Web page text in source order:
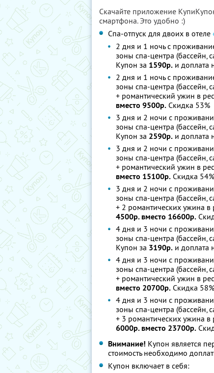
Скачайте приложение
смартфона. Это удобно :)
Спа-отпуск для двоих в отеле
2 дня и 1 ночь с
зоны спа-центра (бассейн,
Купон за 1590р. и доплата
2 дня и 1 ночь с
зоны спа-центра (бассейн,
+ романтический ужин в
вместо 9500р. Скидка 53%
3 дня и 2 ночи с
зоны спа-центра (бассейн,
Купон за 2590р. и доплата
3 дня и 2 ночи с
зоны спа-центра (бассейн,
+ романтический ужин в
вместо 15100р. Скидка 54%
3 дня и 2 ночи с
зоны спа-центра (бассейн,
+ 2 романтических ужина в
4500р. вместо 16600р.
4 дня и 3 ночи с
зоны спа-центра (бассейн,
Купон за 3190р. и доплата
4 дня и 3 ночи с
зоны спа-центра (бассейн,
+ романтический ужин в
вместо 20700р. Скидка 58%
4 дня и 3 ночи с
зоны спа-центра (бассейн,
+ 3 романтических ужина в
6000р. вместо 23700р.
Внимание! Купон является
стоимость необходимо
Купон включает в себя: